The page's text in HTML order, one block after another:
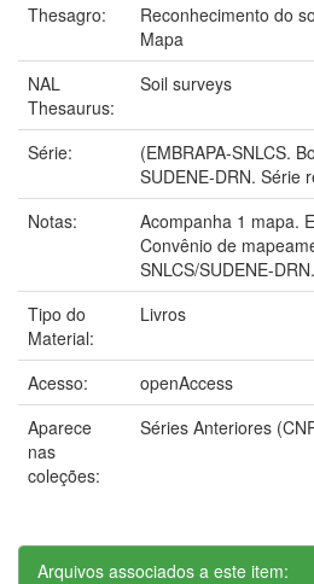
Thesagro:
Reconhecimento do
Mapa
NAL
Thesaurus:
Soil surveys
Série:
(EMBRAPA-SNLCS.
SUDENE-DRN. Série
Notas:
Acompanha 1 mapa.
Convênio de
SNLCS/SUDENE-DRN.
Tipo do
Material:
Livros
Acesso:
openAccess
Aparece
nas
coleções:
Séries Anteriores
Arquivos associados a este item: